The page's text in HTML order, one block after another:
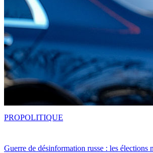
Guerre de désinformation russe : les élections
PROPOLITIQUE